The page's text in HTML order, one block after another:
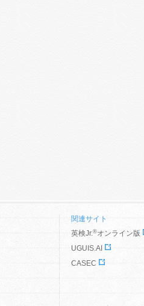
関連サイト
英検Jr.®オンライン版
UGUIS.AI
CASEC